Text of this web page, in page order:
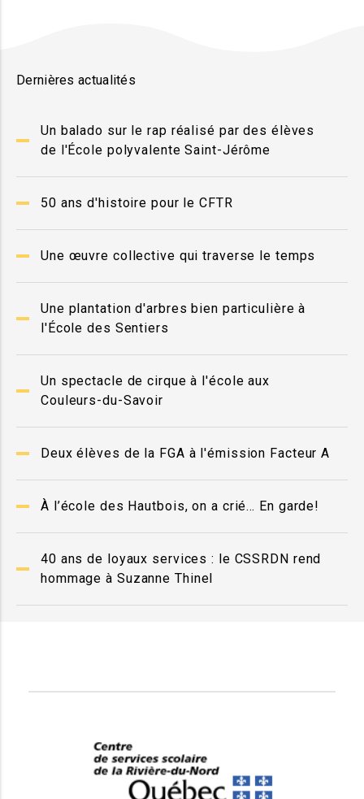
Dernières actualités
Un balado sur le rap réalisé par des élèves
de l'École polyvalente Saint-Jérôme
50 ans d'histoire pour le CFTR
Une œuvre collective qui traverse le temps
Une plantation d'arbres bien particulière à
l'École des Sentiers
Un spectacle de cirque à l'école aux
Couleurs-du-Savoir
Deux élèves de la FGA à l'émission Facteur A
À l’école des Hautbois, on a crié… En garde!
40 ans de loyaux services : le CSSRDN rend
hommage à Suzanne Thinel